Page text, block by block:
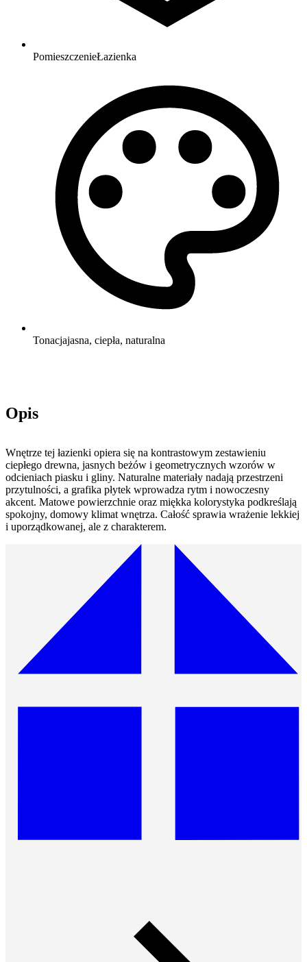
PomieszczenieŁazienka
Tonacjajasna, ciepła, naturalna
Opis
Wnętrze tej łazienki opiera się na kontrastowym zestawieniu
ciepłego drewna, jasnych beżów i geometrycznych wzorów w
odcieniach piasku i gliny. Naturalne materiały nadają przestrzeni
przytulności, a grafika płytek wprowadza rytm i nowoczesny
akcent. Matowe powierzchnie oraz miękka kolorystyka podkreślają
spokojny, domowy klimat wnętrza. Całość sprawia wrażenie lekkiej
i uporządkowanej, ale z charakterem.